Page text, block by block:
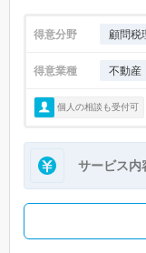
得意分野 顧問税
得意業種 不動産
個人の相談も受付可
サービス内